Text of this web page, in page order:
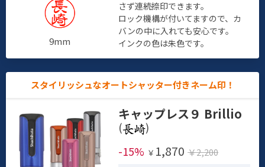
9mm
さず連続捺印できます。
ロック機構が付いてますので、カ
バンの中に入れても安心です。
インクの色は朱色です。
スタイリッシュなオートシャッター付きネーム印！
キャップレス９ Brillio
(
)
-15% ￥ 1,870 ￥2,200